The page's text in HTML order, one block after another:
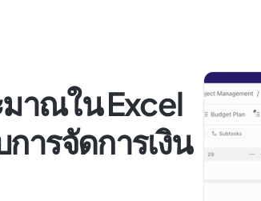
าณใน Excel
ารจัดการเงิน